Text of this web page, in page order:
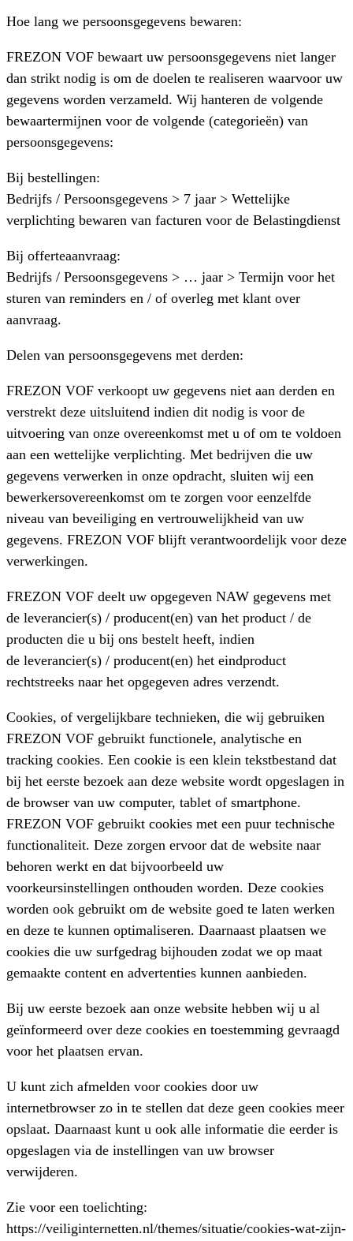
Hoe lang we persoonsgegevens bewaren:
FREZON VOF bewaart uw persoonsgegevens niet langer
dan strikt nodig is om de doelen te realiseren waarvoor uw
gegevens worden verzameld. Wij hanteren de volgende
bewaartermijnen voor de volgende (categorieën) van
persoonsgegevens:
Bij bestellingen:
Bedrijfs / Persoonsgegevens > 7 jaar > Wettelijke
verplichting bewaren van facturen voor de Belastingdienst
Bij offerteaanvraag:
Bedrijfs / Persoonsgegevens > … jaar > Termijn voor het
sturen van reminders en / of overleg met klant over
aanvraag.
Delen van persoonsgegevens met derden:
FREZON VOF verkoopt uw gegevens niet aan derden en
verstrekt deze uitsluitend indien dit nodig is voor de
uitvoering van onze overeenkomst met u of om te voldoen
aan een wettelijke verplichting. Met bedrijven die uw
gegevens verwerken in onze opdracht, sluiten wij een
bewerkersovereenkomst om te zorgen voor eenzelfde
niveau van beveiliging en vertrouwelijkheid van uw
gegevens. FREZON VOF blijft verantwoordelijk voor deze
verwerkingen.
FREZON VOF deelt uw opgegeven NAW gegevens met
de leverancier(s) / producent(en) van het product / de
producten die u bij ons bestelt heeft, indien
de leverancier(s) / producent(en) het eindproduct
rechtstreeks naar het opgegeven adres verzendt.
Cookies, of vergelijkbare technieken, die wij gebruiken
FREZON VOF gebruikt functionele, analytische en
tracking cookies. Een cookie is een klein tekstbestand dat
bij het eerste bezoek aan deze website wordt opgeslagen in
de browser van uw computer, tablet of smartphone.
FREZON VOF gebruikt cookies met een puur technische
functionaliteit. Deze zorgen ervoor dat de website naar
behoren werkt en dat bijvoorbeeld uw
voorkeursinstellingen onthouden worden. Deze cookies
worden ook gebruikt om de website goed te laten werken
en deze te kunnen optimaliseren. Daarnaast plaatsen we
cookies die uw surfgedrag bijhouden zodat we op maat
gemaakte content en advertenties kunnen aanbieden.
Bij uw eerste bezoek aan onze website hebben wij u al
geïnformeerd over deze cookies en toestemming gevraagd
voor het plaatsen ervan.
U kunt zich afmelden voor cookies door uw
internetbrowser zo in te stellen dat deze geen cookies meer
opslaat. Daarnaast kunt u ook alle informatie die eerder is
opgeslagen via de instellingen van uw browser
verwijderen.
Zie voor een toelichting:
https://veiliginternetten.nl/themes/situatie/cookies-wat-zijn-